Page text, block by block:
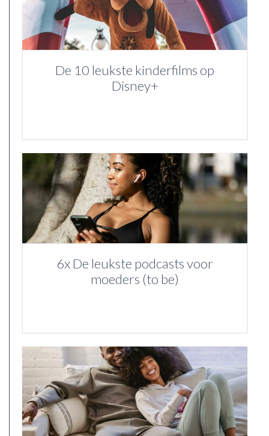
De 10 leukste kinderfilms op
Disney+
6x De leukste podcasts voor
moeders (to be)